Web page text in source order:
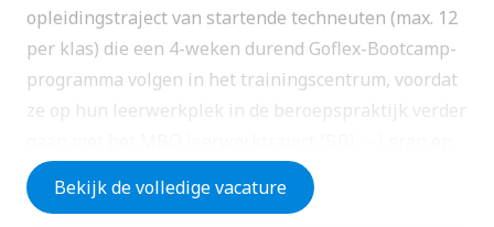
opleidingstraject van startende techneuten (max. 12
per klas) die een 4-weken durend Goflex-Bootcamp-
programma volgen in het trainingscentrum, voordat
ze op hun leerwerkplek in de beroepspraktijk verder
werken tegelijk). Ze komen op gezette tijden terug
naar het trainingscentrum voor het aanvullende
Bekijk de volledige vacature